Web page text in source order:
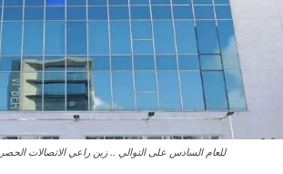
للعام السادس على التوالي .. زين راعي الاتصالات